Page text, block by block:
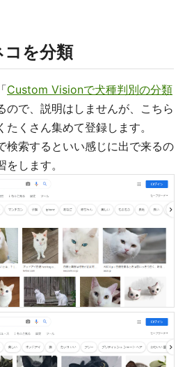
コを分類
Custom Visionで犬種判別の分類
ので、説明はしませんが、こちら
くさん集めて登録します。
検索するといい感じに出で来るの
します。